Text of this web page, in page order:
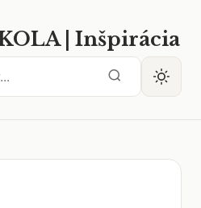
| Inšpirácia